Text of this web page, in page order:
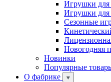
Игрушки
Игрушки для
Сезонные
Новогодняя
Новинки
Популярные
О фабрике